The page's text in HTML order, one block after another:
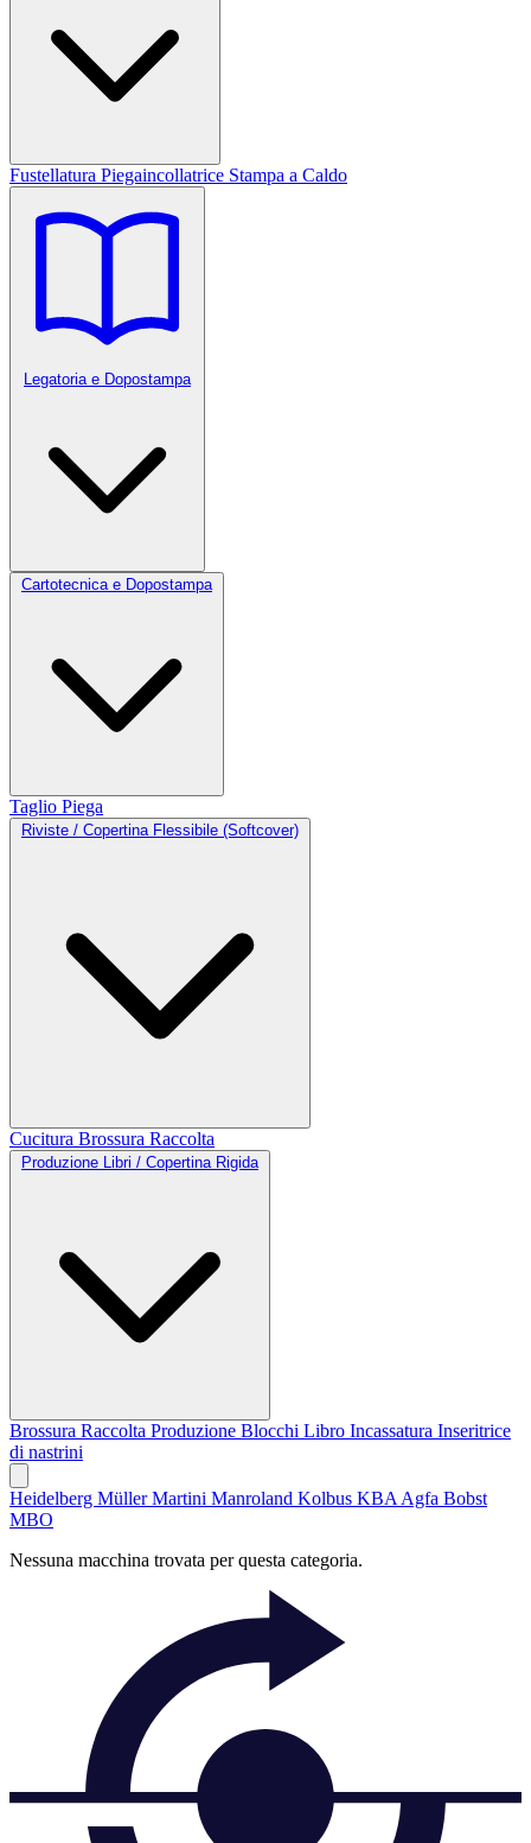
Fustellatura Piegaincollatrice Stampa a Caldo
Legatoria e Dopostampa
Cartotecnica e Dopostampa
Taglio Piega
Riviste / Copertina Flessibile (Softcover)
Cucitura Brossura Raccolta
Produzione Libri / Copertina Rigida
Brossura Raccolta Produzione Blocchi Libro Incassatura Inseritrice
di nastrini
Heidelberg Müller Martini Manroland Kolbus KBA Agfa Bobst
MBO
Nessuna macchina trovata per questa categoria.